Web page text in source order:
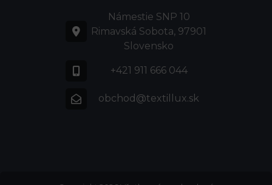
Námestie SNP 10
Rimavská Sobota, 97901
Slovensko
+421 911 666 044
obchod@textillux.sk